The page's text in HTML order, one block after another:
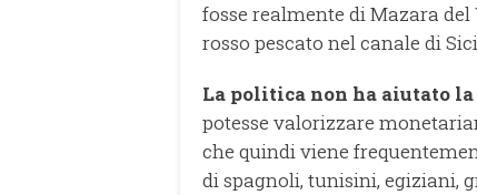
fosse realmente di Mazara
rosso pescato nel canale di
La politica non ha aiutato
potesse valorizzare
che quindi viene
di spagnoli, tunisini, egiziani,